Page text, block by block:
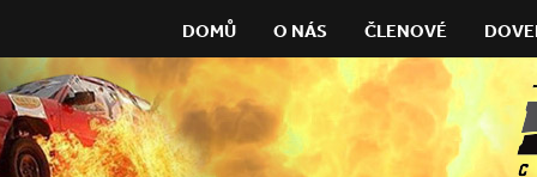
DOMŮ O NÁS ČLENOVÉ